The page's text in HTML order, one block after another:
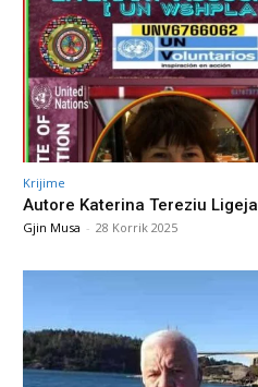
Krijime
Autore Katerina Tereziu Ligeja
Gjin Musa - 28 Korrik 2025